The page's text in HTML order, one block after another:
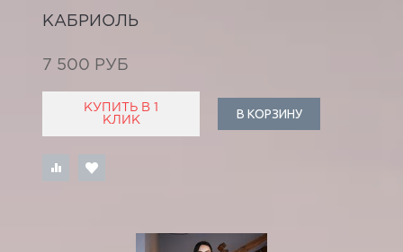
КАБРИОЛЬ
7 500 РУБ
КУПИТЬ В 1
КЛИК
В КОРЗИНУ